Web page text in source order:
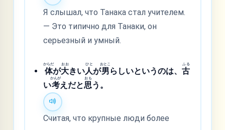
Я слышал, что Танака стал учителем.
— Это типично для Танаки, он
серьезный и умный.
体
からだ
が大
おお
きい人
ひと
が男
おとこ
らしいというのは、古
ふる
い考
かんが
えだと思
おも
う。
Считая, что крупные люди более